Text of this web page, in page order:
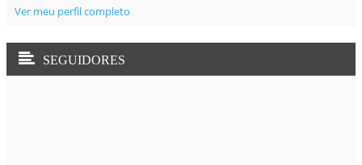
Ver meu perfil completo
SEGUIDORES